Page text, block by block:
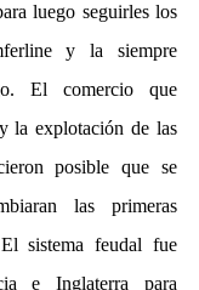
luego seguirles los
y la siempre
El comercio que
la explotación de las
posible que se
las primeras
El sistema feudal fue
e Inglaterra para